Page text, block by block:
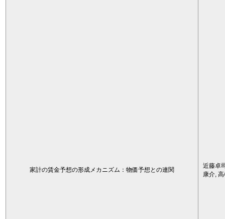
家計の賃金予想の形成メカニズム：物価予想との連関
近藤卓
康介,